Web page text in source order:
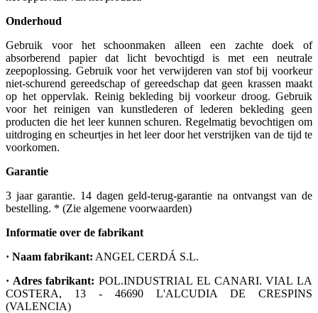
Onderhoud
Gebruik voor het schoonmaken alleen een zachte doek of
absorberend papier dat licht bevochtigd is met een neutrale
zeepoplossing. Gebruik voor het verwijderen van stof bij voorkeur
niet-schurend gereedschap of gereedschap dat geen krassen maakt
op het oppervlak. Reinig bekleding bij voorkeur droog. Gebruik
voor het reinigen van kunstlederen of lederen bekleding geen
producten die het leer kunnen schuren. Regelmatig bevochtigen om
uitdroging en scheurtjes in het leer door het verstrijken van de tijd te
voorkomen.
Garantie
3 jaar garantie. 14 dagen geld-terug-garantie na ontvangst van de
bestelling. * (Zie algemene voorwaarden)
Informatie over de fabrikant
· Naam fabrikant: ANGEL CERDÁ S.L.
· Adres fabrikant: POL.INDUSTRIAL EL CANARI. VIAL LA
COSTERA, 13 - 46690 L'ALCUDIA DE CRESPINS
(VALENCIA)